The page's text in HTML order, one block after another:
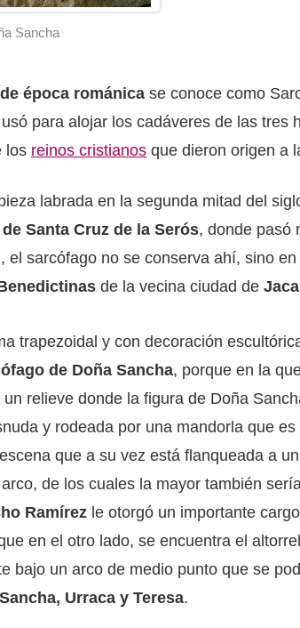
Sancha
época románica se conoce como
para alojar los cadáveres de las tres
los reinos cristianos que dieron origen a
labrada en la segunda mitad del
Santa Cruz de la Serós, donde pasó
el sarcófago no se conserva ahí, sino
de la vecina ciudad deJaca
trapezoidal y con decoración
de Doña Sancha, porque en la
relieve donde la figura de Doña
y rodeada por una mandorla que
que a su vez está flanqueada a
de los cuales la mayor también
Ramírez le otorgó un importante
en el otro lado, se encuentra el
bajo un arco de medio punto que se
Sancha, Urraca y Teresa.